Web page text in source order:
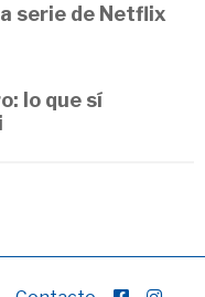
serie de Netflix
lo que sí